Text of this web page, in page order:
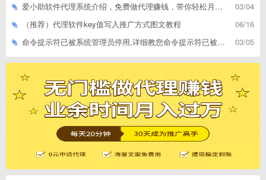
03/04
爱小助软件代理系统介绍，免费做代理赚钱，带你轻松月收入过万
06/16
（推荐）代理软件key值写入推广方式图文教程
03/05
命令提示符已被系统管理员停用,详细教您命令提示符已被系统管理员停用怎么办